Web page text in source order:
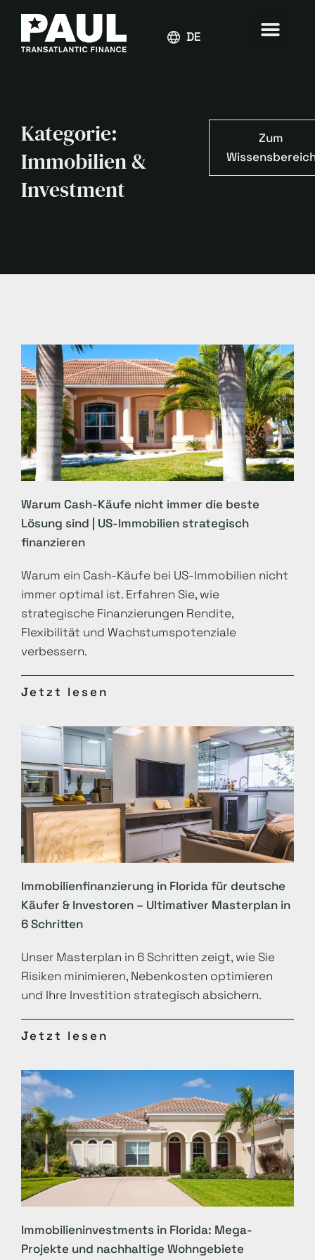
DEUTSCH
Kategorie:
Immobilien &
Investment
Zum
Warum Cash-Käufe nicht immer die beste
Lösung sind | US-Immobilien strategisch
finanzieren
Warum ein Cash-Käufe bei US-Immobilien nicht
immer optimal ist. Erfahren Sie, wie
strategische Finanzierungen Rendite,
Flexibilität und Wachstumspotenziale
verbessern.
Jetzt lesen
Immobilienfinanzierung in Florida für deutsche
Käufer & Investoren – Ultimativer Masterplan in
6 Schritten
Unser Masterplan in 6 Schritten zeigt, wie Sie
Risiken minimieren, Nebenkosten optimieren
und Ihre Investition strategisch absichern.
Jetzt lesen
Immobilieninvestments in Florida: Mega-
Projekte und nachhaltige Wohngebiete